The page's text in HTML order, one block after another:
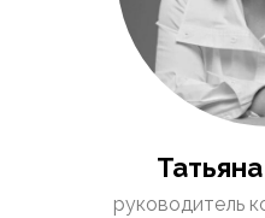
руководитель